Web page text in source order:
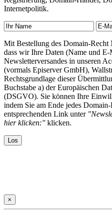
Internetpolitik.
Mit Bestellung des Domain-
dass wir Ihre Daten (Name und
Newsletterversandes in unseren
(vormals Episerver GmbH),
Rechtsgrundlage dieser
Buchstabe a) der Europäischen
(DSGVO). Sie können Ihre
indem Sie am Ende jedes
entsprechenden Link unter
hier klicken:" klicken.
×